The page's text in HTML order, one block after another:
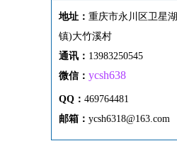
地址： 重庆市永 川区卫星湖
镇)大竹溪村
通讯 ： 13983250545
微信： ycsh638
QQ： 469764481
邮箱： ycsh6318@163.com